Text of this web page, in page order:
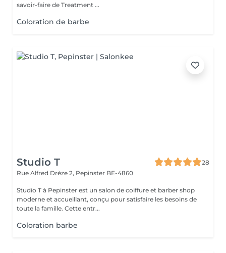
savoir-faire de Treatment ...
Coloration de barbe
Studio T
28
Rue Alfred Drèze 2, Pepinster BE-4860
Studio T à Pepinster est un salon de coiffure et barber shop
moderne et accueillant, conçu pour satisfaire les besoins de
toute la famille. Cette entr...
Coloration barbe